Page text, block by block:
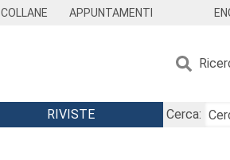
COLLANE APPUNTAMENTI
RIVISTE
Cerca: